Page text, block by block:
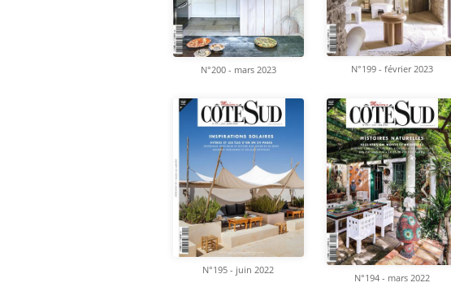
N°200 - mars 2023 N°199 - février 2023
N°195 - juin 2022
N°194 - mars 2022